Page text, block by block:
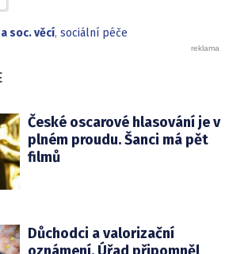
soc. věcí, sociální péče
České oscarové hlasování je v
plném proudu. Šanci má pět
filmů
Důchodci a valorizační